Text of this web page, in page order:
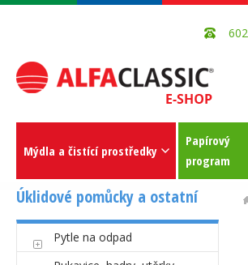
Mýdla a čistící prostředky
Papírový
program
Úklidové pomůcky a ostatní
Pytle na odpad